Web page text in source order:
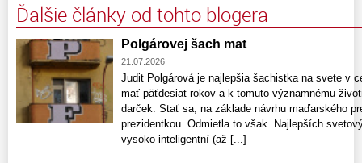
Ďalšie články od tohto blogera
Polgárovej šach mat
21.07.2026
Judit Polgárová je najlepšia šachistka na svete v
mať päťdesiat rokov a k tomuto významnému
darček. Stať sa, na základe návrhu maďarského
prezidentkou. Odmietla to však. Najlepších
vysoko inteligentní (až [...]